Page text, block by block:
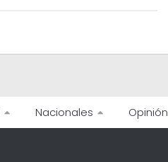
Nacionales Opinión